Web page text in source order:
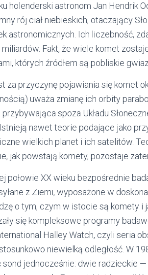
holenderski astronom Jan Hendrik
rój ciał niebieskich, otaczający
astronomicznych. Ich liczebność,
Fakt, że wiele komet
których źródłem są pobliskie
za przyczynę pojawiania się komet
uważa zmianę ich orbity
spoza Układu
nawet teorie podające jako
wielkich planet i ich satelitów.
jak powstają komety, pozostaje
połowie XX wieku bezpośrednie
z Ziemi, wyposażone w
o tym, czym w istocie są komety i
się kompleksowe programy
Halley Watch, czyli seria
niewielką odległość. W
sond jednocześnie: dwie radzieckie